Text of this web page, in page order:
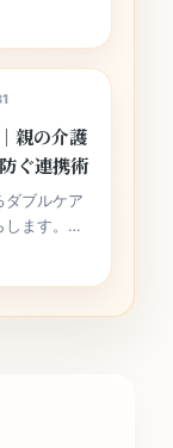
機関につ
親の介護
ぐ連携術
ダブルケア
ます。役
えましょ